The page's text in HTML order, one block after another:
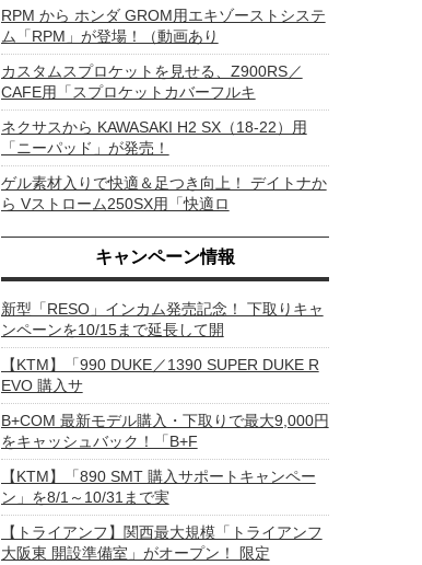
RPM から ホンダ GROM用エキゾーストシステ
ム「RPM」が登場！（動画あり
カスタムスプロケットを見せる、Z900RS／
CAFE用「スプロケットカバーフルキ
ネクサスから KAWASAKI H2 SX（18-22）用
「ニーパッド」が発売！
ゲル素材入りで快適＆足つき向上！ デイトナか
ら Vストローム250SX用「快適ロ
キャンペーン情報
新型「RESO」インカム発売記念！ 下取りキャ
ンペーンを10/15まで延長して開
【KTM】「990 DUKE／1390 SUPER DUKE R
EVO 購入サ
B+COM 最新モデル購入・下取りで最大9,000円
をキャッシュバック！「B+F
【KTM】「890 SMT 購入サポートキャンペー
ン」を8/1～10/31まで実
【トライアンフ】関西最大規模「トライアンフ
大阪東 開設準備室」がオープン！ 限定